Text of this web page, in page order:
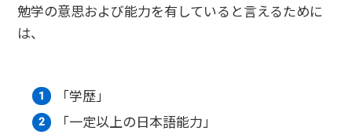
勉学の意思および能力を有していると言えるために
は、
「学歴」
「一定以上の日本語能力」